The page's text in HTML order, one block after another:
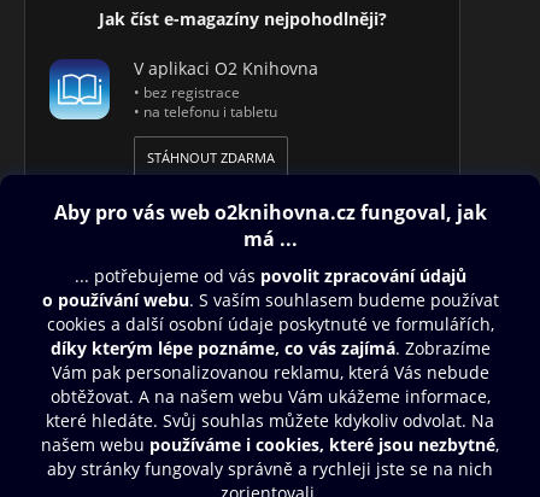
Jak číst e-magazíny nejpohodlněji?
V aplikaci O2 Knihovna
• bez registrace
• na telefonu i tabletu
STÁHNOUT ZDARMA
Obsah ke stažení
Moje O2 Knihovna
Další zábava